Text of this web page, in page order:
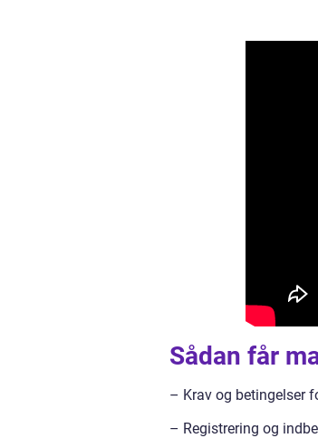
Sådan får
– Krav og betingelser
– Registrering og